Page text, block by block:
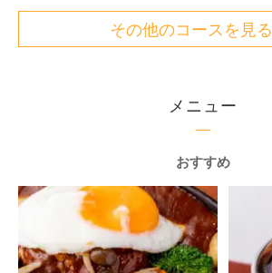
その他のコースを見る
メニュー
おすすめ